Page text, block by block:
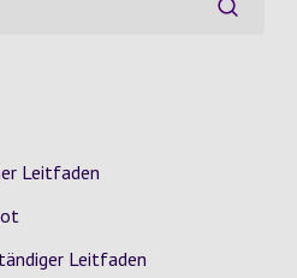
Leitfaden
Leitfaden